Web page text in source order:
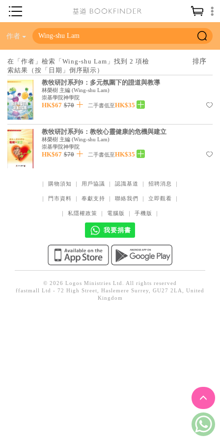
神學／教義
聖經
信仰入門
教會歷史
靈修／禱告
信徒生活
教會事工
社會／倫理
哲學／宗教比較
文藝／勵志
童書
精選影音
作者
在「作者」檢索「Wing-shu Lam」找到 2 項檢
索結果（按「日期」倒序顯示）
教牧研討系列9：多元氛圍下的證道與教導
林榮樹 主編 (Wing-shu Lam)
崇基學院神學院
HK$67 $70 二手書低至HK$35
教牧研討系列6：教牧心靈健康的危機與建立
林榮樹 主編 (Wing-shu Lam)
崇基學院神學院
HK$67 $70 二手書低至HK$35
｜ 購物須知 ｜ 用戶協議 ｜ 認識基道 ｜ 招聘消息 ｜
｜ 門市資料 ｜ 奉獻支持 ｜ 聯絡我們 ｜ 立即觀看 ｜
｜ 私隱權政策 ｜ 電腦版 ｜ 手機版 ｜
我要捐書
© 2026 Logos Ministries Ltd. All rights reserved
ffastmall Ltd - 72 High Street, Haslemere Surrey, GU27 2LA, United
Kingdom